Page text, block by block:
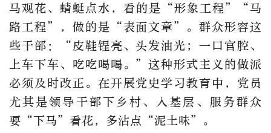
马观花、蜻蜓点水，看的是“形象工程”“马
路工程”，做的是“表面文章”。群众形容这
些干部：“皮鞋锃亮、头发油光；一口官腔、
上车下车、吃吃喝喝。”这种形式主义的做派
必须及时改正。在开展党史学习教育中，党员
尤其是领导干部下乡村、入基层、服务群众
要“下马”看花，多沾点“泥土味”。